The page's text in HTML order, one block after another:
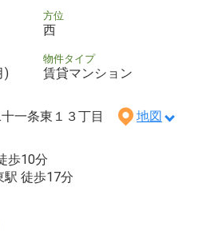
方位
西
)
物件タイプ
賃貸マンション
一条東１３丁目 地図
歩10分
駅 徒歩17分